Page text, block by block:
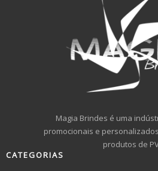
Magia Brindes é uma
promocionais e
produtos de
CATEGORIAS